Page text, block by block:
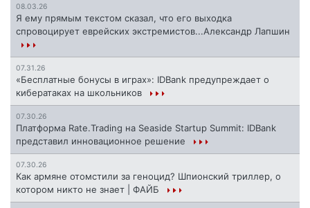
08.03.26
Я ему прямым текстом сказал, что его выходка
спровоцирует еврейских экстремистов...Александр Лапшин
07.31.26
«Бесплатные бонусы в играх»: IDBank предупреждает о
кибератаках на школьников
07.30.26
Платформа Rate.Trading на Seaside Startup Summit: IDBank
представил инновационное решение
07.30.26
Как армяне отомстили за геноцид? Шпионский триллер, о
котором никто не знает | ФАЙБ